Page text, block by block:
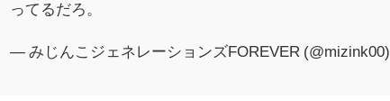
ってるだろ。
— みじんこジェネレーションズFOREVER (@mizink00)